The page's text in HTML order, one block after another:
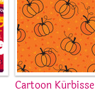
Cartoon Kürbisse